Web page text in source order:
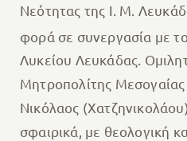
Νεότητας της Ι. Μ.
φορά σε συνεργασία με
Λυκείου Λευκάδας.
Μητροπολίτης
Νικόλαος
σφαιρικά, με θεολογική